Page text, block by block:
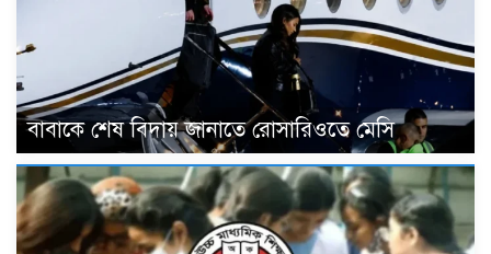
বাবাকে শেষ বিদায় জানাতে রোসারিওতে মেসি